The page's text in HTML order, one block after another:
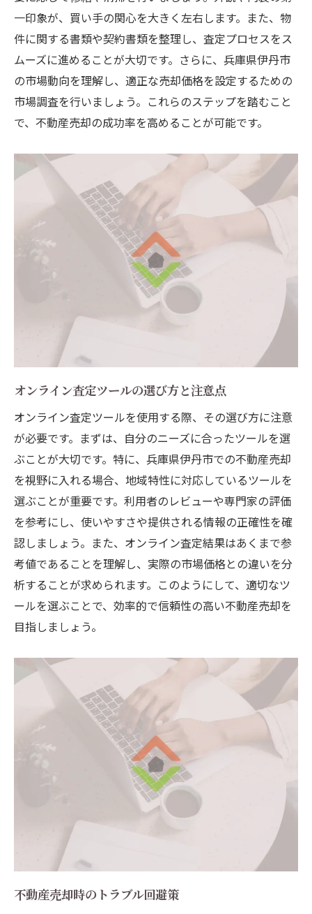
兵庫県伊丹市での不動産売却オンライン査定の
活用で得るメリット
時間短縮とコスト削減を実現する方法
兵庫県伊丹市の不動産市場における競争優
位性
複数の査定結果を比較する際のポイント
オンライン査定による正確な価格設定の利
兵庫県伊丹市の不動産売却で得られる顧客
満足度向上
オンライン査定がもたらす長期的な投資価
一印象が、買い手の関心を大きく左右します。また、物
件に関する書類や契約書類を整理し、査定プロセスをス
ムーズに進めることが大切です。さらに、兵庫県伊丹市
の市場動向を理解し、適正な売却価格を設定するための
市場調査を行いましょう。これらのステップを踏むこと
で、不動産売却の成功率を高めることが可能です。
オンライン査定ツールの選び方と注意点
オンライン査定ツールを使用する際、その選び方に注意
が必要です。まずは、自分のニーズに合ったツールを選
ぶことが大切です。特に、兵庫県伊丹市での不動産売却
を視野に入れる場合、地域特性に対応しているツールを
選ぶことが重要です。利用者のレビューや専門家の評価
を参考にし、使いやすさや提供される情報の正確性を確
認しましょう。また、オンライン査定結果はあくまで参
考値であることを理解し、実際の市場価格との違いを分
析することが求められます。このようにして、適切なツ
ールを選ぶことで、効率的で信頼性の高い不動産売却を
目指しましょう。
不動産売却時のトラブル回避策